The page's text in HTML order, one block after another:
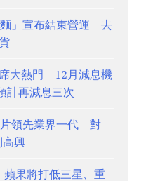
」宣布結束營運 去
大熱門 12月減息機
計再減息三次
領先業界一代 對
高興
果將打低三星、重